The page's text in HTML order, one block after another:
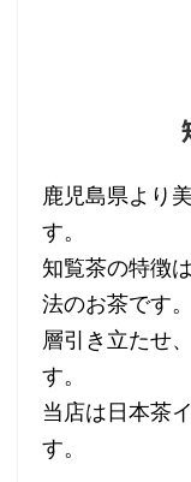
鹿児島県より
す。
知覧茶の特徴
法のお茶です
層引き立たせ
す。
当店は日本茶
す。